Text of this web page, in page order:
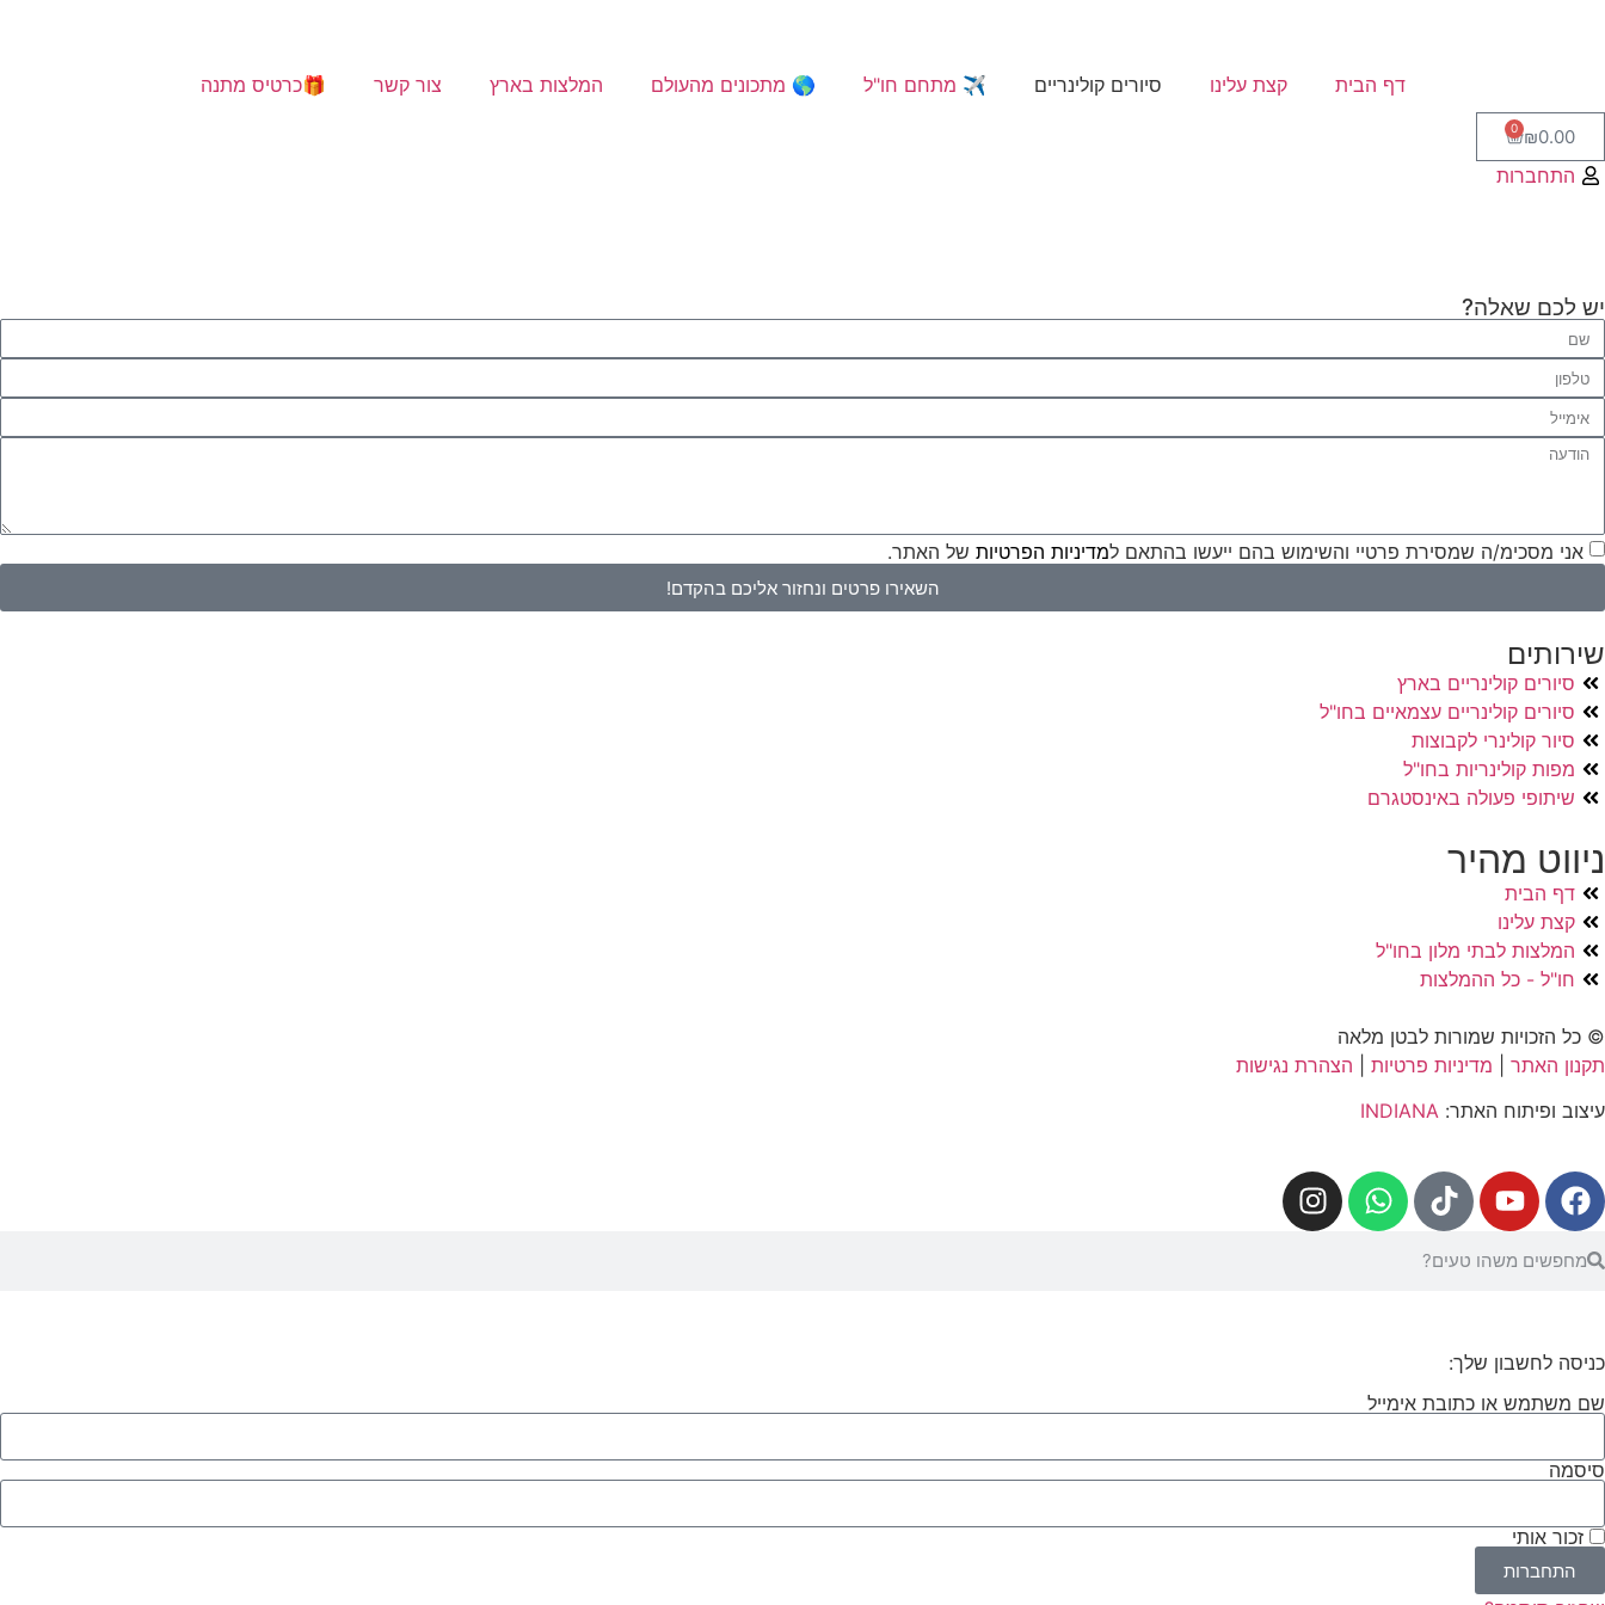
דף הבית קצת עלינו סיורים קולינריים ✈️ מתחם חו"ל 🌎 מתכונים מהעולם המלצות בארץ צור קשר 🎁כרטיס מתנה
₪0.00
0
התחברות
יש לכם שאלה?
אני מסכימ/ה שמסירת פרטיי והשימוש בהם ייעשו בהתאם למדיניות הפרטיות של האתר.
השאירו פרטים ונחזור אליכם בהקדם!
שירותים
סיורים קולינריים בארץ
סיורים קולינריים עצמאיים בחו"ל
סיור קולינרי לקבוצות
מפות קולינריות בחו"ל
שיתופי פעולה באינסטגרם
ניווט מהיר
דף הבית
קצת עלינו
המלצות לבתי מלון בחו"ל
חו"ל - כל ההמלצות
© כל הזכויות שמורות לבטן מלאה
תקנון האתר
מדיניות פרטיות
הצהרת נגישות
עיצוב ופיתוח האתר: INDIANA
כניסה לחשבון שלך:
שם משתמש או כתובת אימייל
סיסמה
זכור אותי
התחברות